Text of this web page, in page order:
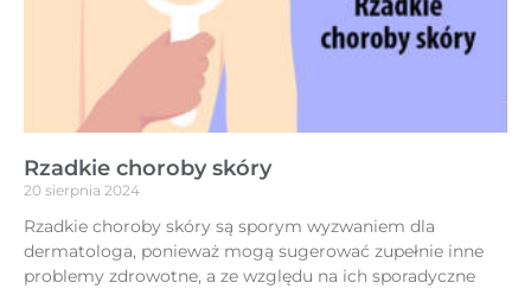
Rzadkie choroby skóry
20 sierpnia 2024
Rzadkie choroby skóry są sporym wyzwaniem dla
dermatologa, ponieważ mogą sugerować zupełnie inne
problemy zdrowotne, a ze względu na ich sporadyczne